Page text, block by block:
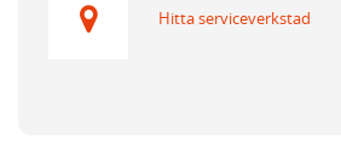
Hitta serviceverkstad